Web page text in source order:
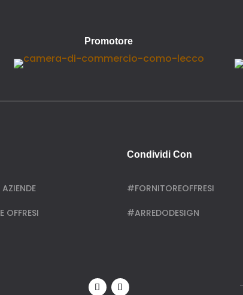
Promotore
AZIENDE
OFFRESI
Condividi Con
#FORNITOREOFFRESI
#ARREDODESIGN